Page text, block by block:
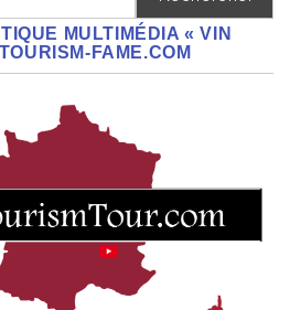
MULTIMÉDIA « VIN
FAME.COM